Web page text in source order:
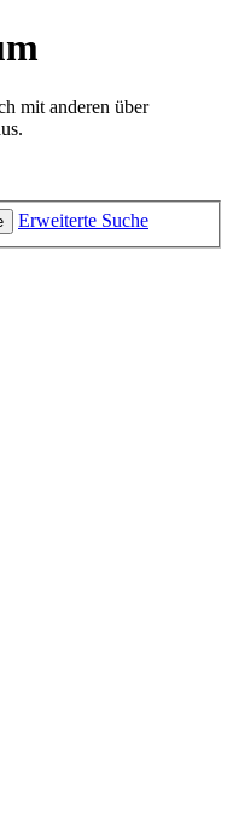
mit anderen über
Erweiterte Suche